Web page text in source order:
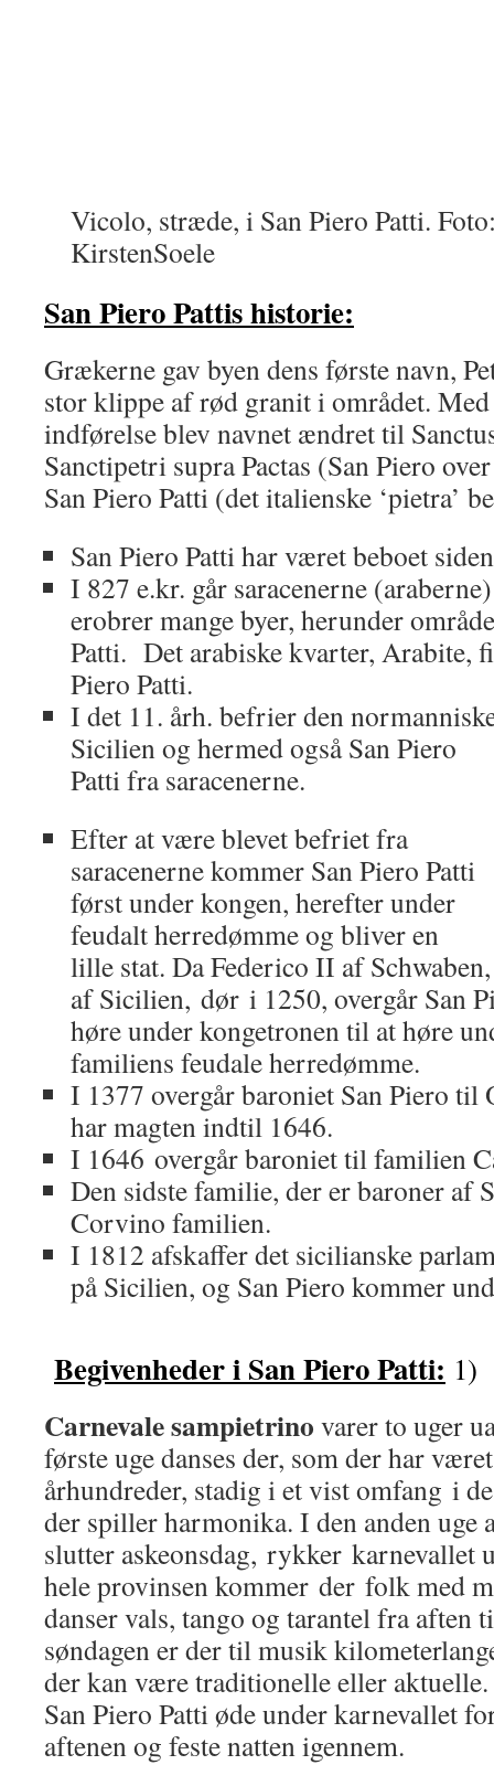
Vicolo, stræde, i San Piero Patti.
KirstenSoele
San Piero Pattis historie:
Grækerne gav byen dens første navn,
stor klippe af rød granit i området.
indførelse blev navnet ændret til
Sanctipetri supra Pactas (San Piero
San Piero Patti (det italienske ‘pietra’
San Piero Patti har været beboet
I 827 e.kr. går saracenerne
erobrer mange byer, herunder
Patti. Det arabiske kvarter, Arabite,
Piero Patti.
I det 11. årh. befrier den
Sicilien og hermed også San Piero
Patti fra saracenerne.
Efter at være blevet befriet fra
saracenerne kommer San Piero Patti
først under kongen, herefter under
feudalt herredømme og bliver en
lille stat. Da Federico II af
af Sicilien, dør i 1250, overgår San
høre under kongetronen til at høre
familiens feudale herredømme.
I 1377 overgår baroniet San Piero
har magten indtil 1646.
I 1646 overgår baroniet til familien
Den sidste familie, der er baroner af
Corvino familien.
I 1812 afskaffer det sicilianske
på Sicilien, og San Piero kommer
Begivenheder i San Piero Patti: 1)
Carnevale sampietrino varer to uger
første uge danses der, som der har
århundreder, stadig i et vist omfang i
der spiller harmonika. I den anden uge
slutter askeonsdag, rykker karnevallet
hele provinsen kommer der folk med
danser vals, tango og tarantel fra
søndagen er der til musik
der kan være traditionelle eller
San Piero Patti øde under karnevallet
aftenen og feste natten igennem.